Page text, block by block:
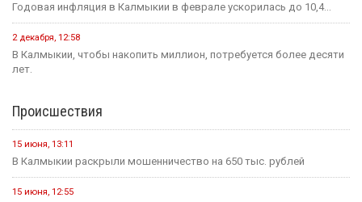
Годовая инфляция в Калмыкии в феврале ускорилась до 10,4...
2 декабря, 12:58
В Калмыкии, чтобы накопить миллион, потребуется более десяти
лет.
Происшествия
15 июня, 13:11
В Калмыкии раскрыли мошенничество на 650 тыс. рублей
15 июня, 12:55